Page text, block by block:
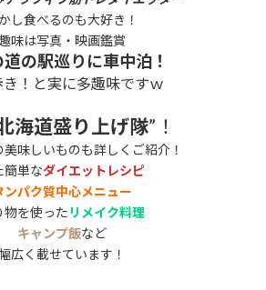
し食べるのも大好き！
味は写真・映画鑑賞
の駅巡りに車中泊！
！と実に多趣味ですｗ
海道盛り上げ隊”！
美味しいものも詳しくご紹介！
簡単なダイエットレシピ
ンパク質中心メニュー
物を使った リメイク料理
キャンプ飯など
幅広く載せています！